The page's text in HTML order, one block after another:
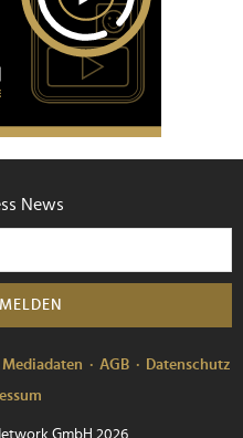
News
Mediadaten AGB
Datenschutz